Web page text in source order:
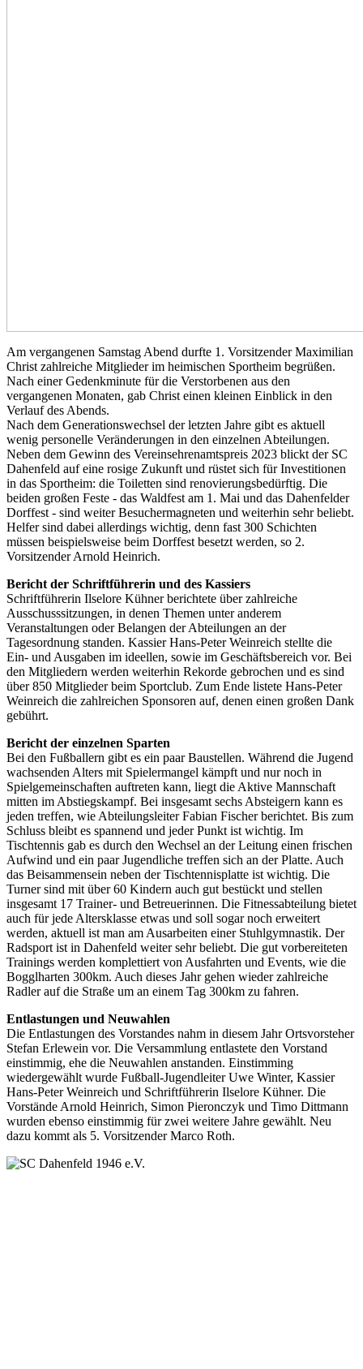
Am vergangenen Samstag Abend durfte 1. Vorsitzender Maximilian
Christ zahlreiche Mitglieder im heimischen Sportheim begrüßen.
Nach einer Gedenkminute für die Verstorbenen aus den
vergangenen Monaten, gab Christ einen kleinen Einblick in den
Verlauf des Abends.
Nach dem Generationswechsel der letzten Jahre gibt es aktuell
wenig personelle Veränderungen in den einzelnen Abteilungen.
Neben dem Gewinn des Vereinsehrenamtspreis 2023 blickt der SC
Dahenfeld auf eine rosige Zukunft und rüstet sich für Investitionen
in das Sportheim: die Toiletten sind renovierungsbedürftig. Die
beiden großen Feste - das Waldfest am 1. Mai und das Dahenfelder
Dorffest - sind weiter Besuchermagneten und weiterhin sehr beliebt.
Helfer sind dabei allerdings wichtig, denn fast 300 Schichten
müssen beispielsweise beim Dorffest besetzt werden, so 2.
Vorsitzender Arnold Heinrich.
Bericht der Schriftführerin und des Kassiers
Schriftführerin Ilselore Kühner berichtete über zahlreiche
Ausschusssitzungen, in denen Themen unter anderem
Veranstaltungen oder Belangen der Abteilungen an der
Tagesordnung standen. Kassier Hans-Peter Weinreich stellte die
Ein- und Ausgaben im ideellen, sowie im Geschäftsbereich vor. Bei
den Mitgliedern werden weiterhin Rekorde gebrochen und es sind
über 850 Mitglieder beim Sportclub. Zum Ende listete Hans-Peter
Weinreich die zahlreichen Sponsoren auf, denen einen großen Dank
gebührt.
Bericht der einzelnen Sparten
Bei den Fußballern gibt es ein paar Baustellen. Während die Jugend
wachsenden Alters mit Spielermangel kämpft und nur noch in
Spielgemeinschaften auftreten kann, liegt die Aktive Mannschaft
mitten im Abstiegskampf. Bei insgesamt sechs Absteigern kann es
jeden treffen, wie Abteilungsleiter Fabian Fischer berichtet. Bis zum
Schluss bleibt es spannend und jeder Punkt ist wichtig. Im
Tischtennis gab es durch den Wechsel an der Leitung einen frischen
Aufwind und ein paar Jugendliche treffen sich an der Platte. Auch
das Beisammensein neben der Tischtennisplatte ist wichtig. Die
Turner sind mit über 60 Kindern auch gut bestückt und stellen
insgesamt 17 Trainer- und Betreuerinnen. Die Fitnessabteilung bietet
auch für jede Altersklasse etwas und soll sogar noch erweitert
werden, aktuell ist man am Ausarbeiten einer Stuhlgymnastik. Der
Radsport ist in Dahenfeld weiter sehr beliebt. Die gut vorbereiteten
Trainings werden komplettiert von Ausfahrten und Events, wie die
Bogglharten 300km. Auch dieses Jahr gehen wieder zahlreiche
Radler auf die Straße um an einem Tag 300km zu fahren.
Entlastungen und Neuwahlen
Die Entlastungen des Vorstandes nahm in diesem Jahr Ortsvorsteher
Stefan Erlewein vor. Die Versammlung entlastete den Vorstand
einstimmig, ehe die Neuwahlen anstanden. Einstimming
wiedergewählt wurde Fußball-Jugendleiter Uwe Winter, Kassier
Hans-Peter Weinreich und Schriftführerin Ilselore Kühner. Die
Vorstände Arnold Heinrich, Simon Pieronczyk und Timo Dittmann
wurden ebenso einstimmig für zwei weitere Jahre gewählt. Neu
dazu kommt als 5. Vorsitzender Marco Roth.